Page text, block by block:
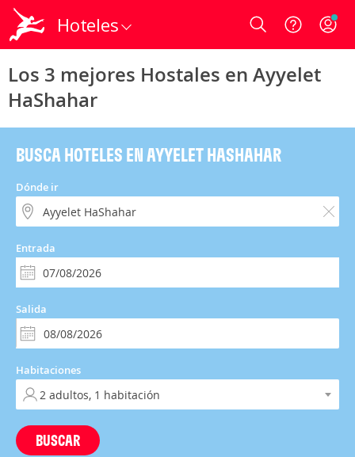
Hoteles Login
Los 3 mejores Hostales en Ayyelet
HaShahar
BUSCA HOTELES EN AYYELET HASHAHAR
Dónde ir
Entrada
Salida
Habitaciones
BUSCAR